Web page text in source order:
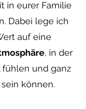
in eurer Familie
Dabei lege ich
auf eine
, in der
und ganz
können.